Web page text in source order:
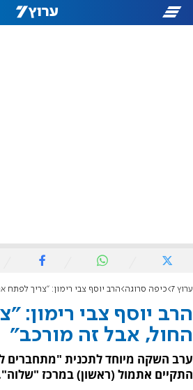
ערוץ 7 כיפה סרוגה הרב יוסף צבי רימון: "צריך לפתח את
הרב יוסף צבי רימון:
החול, אבל זה מורכב"
ערב השקה מיוחד לתכנית "מתחברים
התקיים אתמול (ראשון) במרכז